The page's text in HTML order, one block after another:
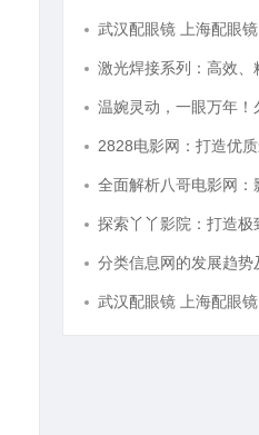
武汉配眼镜 上海配眼镜
武汉配眼镜 上海配眼镜